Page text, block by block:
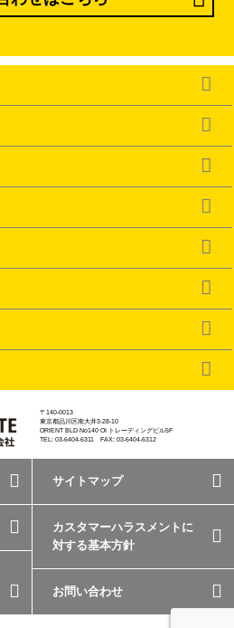
〒140-0013
東京都品川区南大井3-28-10
ORIENT BLD No140 OI トレーディングビル5F
TEL: 03-6404-6311 FAX: 03-6404-6312
サイトマップ
カスタマーハラスメントに
対する基本方針
お問い合わせ